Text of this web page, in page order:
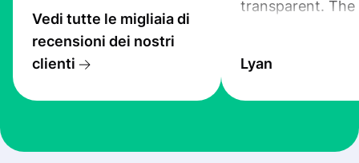
Vedi tutte le migliaia di
recensioni dei nostri
clienti
transparent. The
the exchange
at Profee is very
Lyan